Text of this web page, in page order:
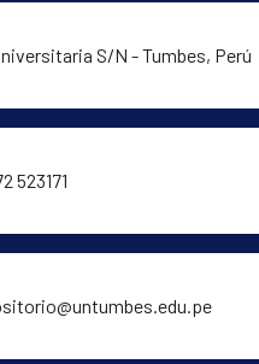
S/N - Tumbes, Perú
523171